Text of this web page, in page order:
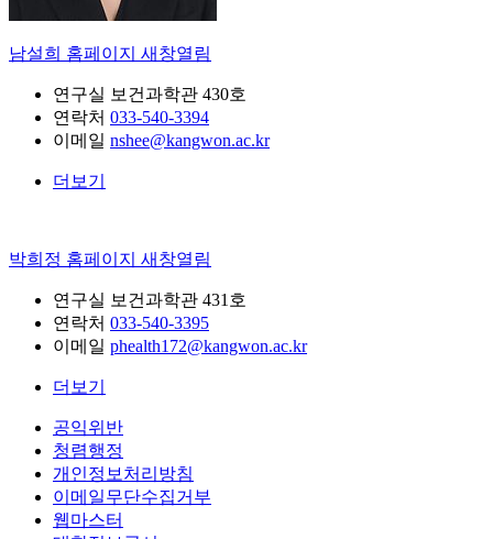
남설희홈페이지 새창열림
연구실 보건과학관 430호
연락처 033-540-3394
이메일 nshee@kangwon.ac.kr
더보기
박희정홈페이지 새창열림
연구실 보건과학관 431호
연락처 033-540-3395
이메일 phealth172@kangwon.ac.kr
더보기
공익위반
청렴행정
개인정보처리방침
이메일무단수집거부
웹마스터